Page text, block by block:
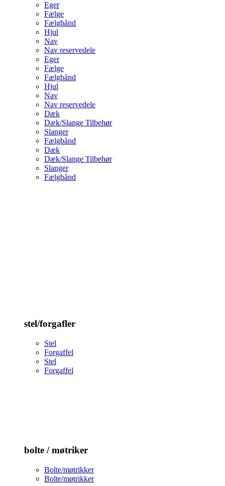
Eger
Fælge
Fælgbånd
Hjul
Nav
Nav reservedele
Eger
Fælge
Fælgbånd
Hjul
Nav
Nav reservedele
Dæk
Dæk/Slange Tilbehør
Slanger
Fælgbånd
Dæk
Dæk/Slange Tilbehør
Slanger
Fælgbånd
stel/forgafler
Stel
Forgaffel
Stel
Forgaffel
bolte / møtriker
Bolte/møtrikker
Bolte/møtrikker